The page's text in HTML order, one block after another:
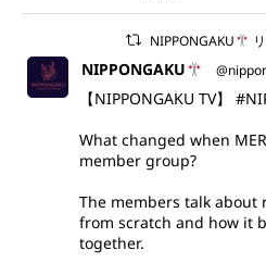
NIPPONGAKU
NIPPONGAKU
【NIPPONGAKU TV】
What changed when
member group?
The members talk
from scratch and how it
together.